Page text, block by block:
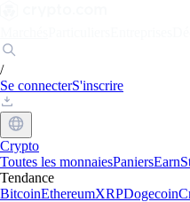
/
Se connecterS'inscrire
Crypto
Toutes les monnaiesPaniersEarn
Tendance
BitcoinEthereumXRPDogecoin